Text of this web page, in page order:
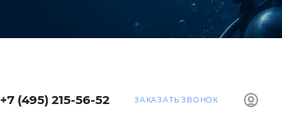
+7 (495) 215-56-52 ЗАКАЗАТЬ ЗВОНОК